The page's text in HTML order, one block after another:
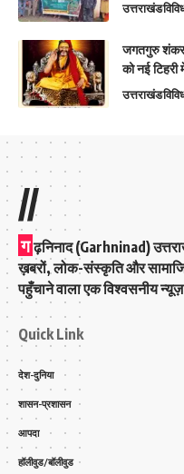
उत्तराखंड
जगतगुरु
को नई टिहरी
उत्तराखंड
//
ग ढ़निनाद (Garhninad)
ख़बरों, लोक-संस्कृति और
पहुँचाने वाला एक विश्वसनीय न्यूज़
Quick Link
देश-दुनिया
शासन-प्रशासन
आपदा
हॉलीवुड/बॉलीवुड